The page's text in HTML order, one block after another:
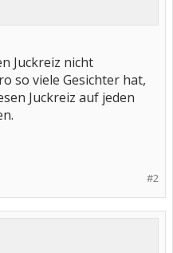
Juckreiz nicht
so viele Gesichter hat,
Juckreiz auf jeden
#2